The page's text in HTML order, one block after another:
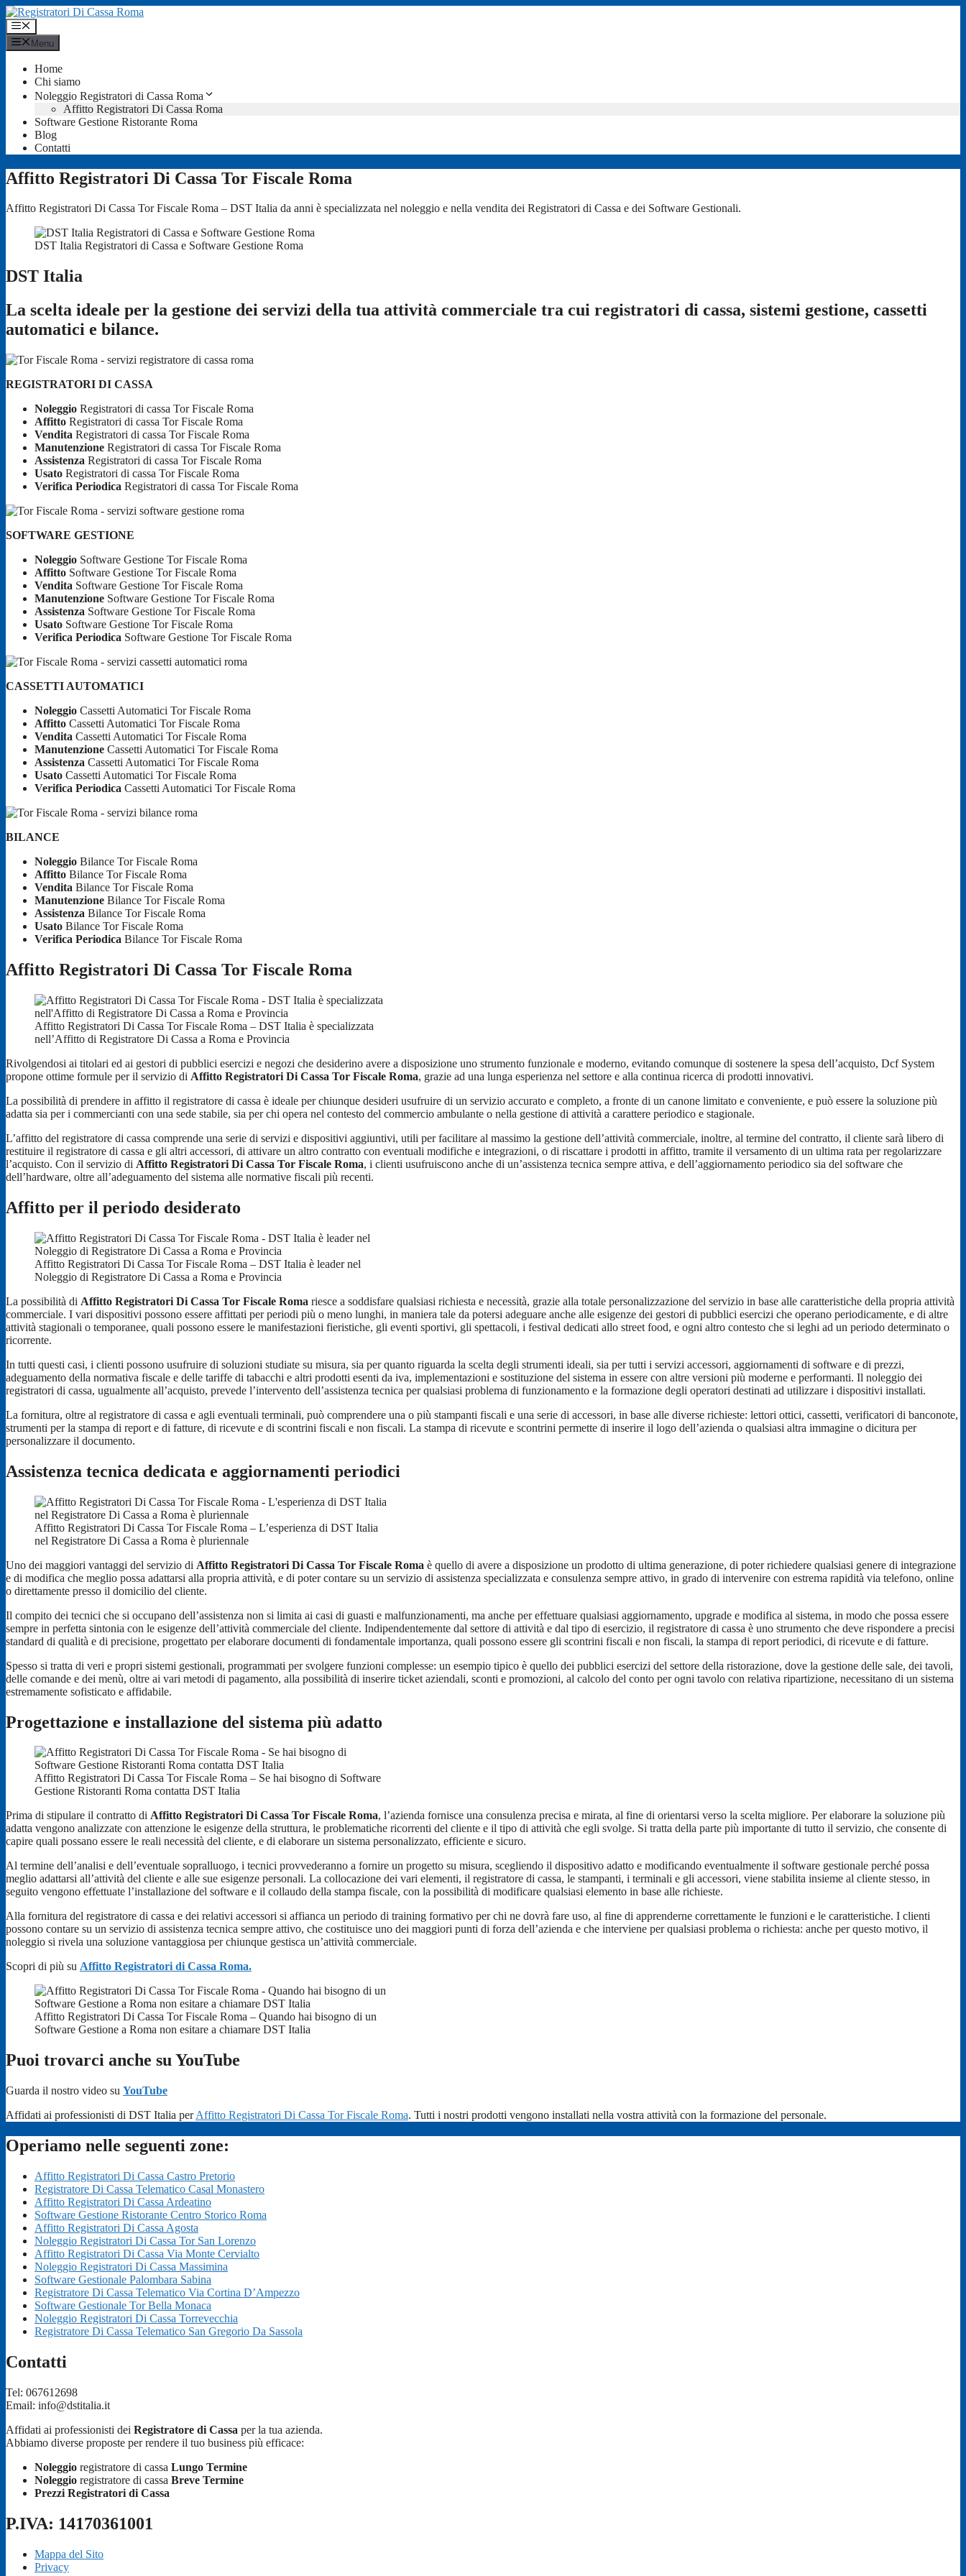
Vai
al
contenuto
Menu
Menu
Home
Chi siamo
Noleggio Registratori di Cassa Roma
Affitto Registratori Di Cassa Roma
Software Gestione Ristorante Roma
Blog
Contatti
Affitto Registratori Di Cassa Tor Fiscale Roma
Affitto Registratori Di Cassa Tor Fiscale Roma – DST Italia da anni è specializzata nel noleggio e nella vendita dei Registratori di Cassa e dei Software Gestionali.
DST Italia Registratori di Cassa e Software Gestione Roma
DST Italia
La scelta ideale per la gestione dei servizi della tua attività commerciale tra cui registratori di cassa, sistemi gestione, cassetti
automatici e bilance.
REGISTRATORI DI CASSA
Noleggio Registratori di cassa Tor Fiscale Roma
Affitto Registratori di cassa Tor Fiscale Roma
Vendita Registratori di cassa Tor Fiscale Roma
Manutenzione Registratori di cassa Tor Fiscale Roma
Assistenza Registratori di cassa Tor Fiscale Roma
Usato Registratori di cassa Tor Fiscale Roma
Verifica Periodica Registratori di cassa Tor Fiscale Roma
SOFTWARE GESTIONE
Noleggio Software Gestione Tor Fiscale Roma
Affitto Software Gestione Tor Fiscale Roma
Vendita Software Gestione Tor Fiscale Roma
Manutenzione Software Gestione Tor Fiscale Roma
Assistenza Software Gestione Tor Fiscale Roma
Usato Software Gestione Tor Fiscale Roma
Verifica Periodica Software Gestione Tor Fiscale Roma
CASSETTI AUTOMATICI
Noleggio Cassetti Automatici Tor Fiscale Roma
Affitto Cassetti Automatici Tor Fiscale Roma
Vendita Cassetti Automatici Tor Fiscale Roma
Manutenzione Cassetti Automatici Tor Fiscale Roma
Assistenza Cassetti Automatici Tor Fiscale Roma
Usato Cassetti Automatici Tor Fiscale Roma
Verifica Periodica Cassetti Automatici Tor Fiscale Roma
BILANCE
Noleggio Bilance Tor Fiscale Roma
Affitto Bilance Tor Fiscale Roma
Vendita Bilance Tor Fiscale Roma
Manutenzione Bilance Tor Fiscale Roma
Assistenza Bilance Tor Fiscale Roma
Usato Bilance Tor Fiscale Roma
Verifica Periodica Bilance Tor Fiscale Roma
Affitto Registratori Di Cassa Tor Fiscale Roma
Affitto Registratori Di Cassa Tor Fiscale Roma – DST Italia è specializzata
nell’Affitto di Registratore Di Cassa a Roma e Provincia
Rivolgendosi ai titolari ed ai gestori di pubblici esercizi e negozi che desiderino avere a disposizione uno strumento funzionale e moderno, evitando comunque di sostenere la spesa dell’acquisto, Dcf System
propone ottime formule per il servizio di Affitto Registratori Di Cassa Tor Fiscale Roma, grazie ad una lunga esperienza nel settore e alla continua ricerca di prodotti innovativi.
La possibilità di prendere in affitto il registratore di cassa è ideale per chiunque desideri usufruire di un servizio accurato e completo, a fronte di un canone limitato e conveniente, e può essere la soluzione più
adatta sia per i commercianti con una sede stabile, sia per chi opera nel contesto del commercio ambulante o nella gestione di attività a carattere periodico e stagionale.
L’affitto del registratore di cassa comprende una serie di servizi e dispositivi aggiuntivi, utili per facilitare al massimo la gestione dell’attività commerciale, inoltre, al termine del contratto, il cliente sarà libero di
restituire il registratore di cassa e gli altri accessori, di attivare un altro contratto con eventuali modifiche e integrazioni, o di riscattare i prodotti in affitto, tramite il versamento di un ultima rata per regolarizzare
l’acquisto. Con il servizio di Affitto Registratori Di Cassa Tor Fiscale Roma, i clienti usufruiscono anche di un’assistenza tecnica sempre attiva, e dell’aggiornamento periodico sia del software che
dell’hardware, oltre all’adeguamento del sistema alle normative fiscali più recenti.
Affitto per il periodo desiderato
Affitto Registratori Di Cassa Tor Fiscale Roma – DST Italia è leader nel
Noleggio di Registratore Di Cassa a Roma e Provincia
La possibilità di Affitto Registratori Di Cassa Tor Fiscale Roma riesce a soddisfare qualsiasi richiesta e necessità, grazie alla totale personalizzazione del servizio in base alle caratteristiche della propria attività
commerciale. I vari dispositivi possono essere affittati per periodi più o meno lunghi, in maniera tale da potersi adeguare anche alle esigenze dei gestori di pubblici esercizi che operano periodicamente, e di altre
attività stagionali o temporanee, quali possono essere le manifestazioni fieristiche, gli eventi sportivi, gli spettacoli, i festival dedicati allo street food, e ogni altro contesto che si leghi ad un periodo determinato o
ricorrente.
In tutti questi casi, i clienti possono usufruire di soluzioni studiate su misura, sia per quanto riguarda la scelta degli strumenti ideali, sia per tutti i servizi accessori, aggiornamenti di software e di prezzi,
adeguamento della normativa fiscale e delle tariffe di tabacchi e altri prodotti esenti da iva, implementazioni e sostituzione del sistema in essere con altre versioni più moderne e performanti. Il noleggio dei
registratori di cassa, ugualmente all’acquisto, prevede l’intervento dell’assistenza tecnica per qualsiasi problema di funzionamento e la formazione degli operatori destinati ad utilizzare i dispositivi installati.
La fornitura, oltre al registratore di cassa e agli eventuali terminali, può comprendere una o più stampanti fiscali e una serie di accessori, in base alle diverse richieste: lettori ottici, cassetti, verificatori di banconote,
strumenti per la stampa di report e di fatture, di ricevute e di scontrini fiscali e non fiscali. La stampa di ricevute e scontrini permette di inserire il logo dell’azienda o qualsiasi altra immagine o dicitura per
personalizzare il documento.
Assistenza tecnica dedicata e aggiornamenti periodici
Affitto Registratori Di Cassa Tor Fiscale Roma – L’esperienza di DST Italia
nel Registratore Di Cassa a Roma è pluriennale
Uno dei maggiori vantaggi del servizio di Affitto Registratori Di Cassa Tor Fiscale Roma è quello di avere a disposizione un prodotto di ultima generazione, di poter richiedere qualsiasi genere di integrazione
e di modifica che meglio possa adattarsi alla propria attività, e di poter contare su un servizio di assistenza specializzata e consulenza sempre attivo, in grado di intervenire con estrema rapidità via telefono, online
o direttamente presso il domicilio del cliente.
Il compito dei tecnici che si occupano dell’assistenza non si limita ai casi di guasti e malfunzionamenti, ma anche per effettuare qualsiasi aggiornamento, upgrade e modifica al sistema, in modo che possa essere
sempre in perfetta sintonia con le esigenze dell’attività commerciale del cliente. Indipendentemente dal settore di attività e dal tipo di esercizio, il registratore di cassa è uno strumento che deve rispondere a precisi
standard di qualità e di precisione, progettato per elaborare documenti di fondamentale importanza, quali possono essere gli scontrini fiscali e non fiscali, la stampa di report periodici, di ricevute e di fatture.
Spesso si tratta di veri e propri sistemi gestionali, programmati per svolgere funzioni complesse: un esempio tipico è quello dei pubblici esercizi del settore della ristorazione, dove la gestione delle sale, dei tavoli,
delle comande e dei menù, oltre ai vari metodi di pagamento, alla possibilità di inserire ticket aziendali, sconti e promozioni, al calcolo del conto per ogni tavolo con relativa ripartizione, necessitano di un sistema
estremamente sofisticato e affidabile.
Progettazione e installazione del sistema più adatto
Affitto Registratori Di Cassa Tor Fiscale Roma – Se hai bisogno di Software
Gestione Ristoranti Roma contatta DST Italia
Prima di stipulare il contratto di Affitto Registratori Di Cassa Tor Fiscale Roma, l’azienda fornisce una consulenza precisa e mirata, al fine di orientarsi verso la scelta migliore. Per elaborare la soluzione più
adatta vengono analizzate con attenzione le esigenze della struttura, le problematiche ricorrenti del cliente e il tipo di attività che egli svolge. Si tratta della parte più importante di tutto il servizio, che consente di
capire quali possano essere le reali necessità del cliente, e di elaborare un sistema personalizzato, efficiente e sicuro.
Al termine dell’analisi e dell’eventuale sopralluogo, i tecnici provvederanno a fornire un progetto su misura, scegliendo il dispositivo adatto e modificando eventualmente il software gestionale perché possa
meglio adattarsi all’attività del cliente e alle sue esigenze personali. La collocazione dei vari elementi, il registratore di cassa, le stampanti, i terminali e gli accessori, viene stabilita insieme al cliente stesso, in
seguito vengono effettuate l’installazione del software e il collaudo della stampa fiscale, con la possibilità di modificare qualsiasi elemento in base alle richieste.
Alla fornitura del registratore di cassa e dei relativi accessori si affianca un periodo di training formativo per chi ne dovrà fare uso, al fine di apprenderne correttamente le funzioni e le caratteristiche. I clienti
possono contare su un servizio di assistenza tecnica sempre attivo, che costituisce uno dei maggiori punti di forza dell’azienda e che interviene per qualsiasi problema o richiesta: anche per questo motivo, il
noleggio si rivela una soluzione vantaggiosa per chiunque gestisca un’attività commerciale.
Scopri di più su Affitto Registratori di Cassa Roma.
Affitto Registratori Di Cassa Tor Fiscale Roma – Quando hai bisogno di un
Software Gestione a Roma non esitare a chiamare DST Italia
Puoi trovarci anche su YouTube
Guarda il nostro video su YouTube
Affidati ai professionisti di DST Italia perAffitto Registratori Di Cassa Tor Fiscale Roma. Tutti i nostri prodotti vengono installati nella vostra attività con la formazione del personale.
Operiamo nelle seguenti zone:
Affitto Registratori Di Cassa Castro Pretorio
Registratore Di Cassa Telematico Casal Monastero
Affitto Registratori Di Cassa Ardeatino
Software Gestione Ristorante Centro Storico Roma
Affitto Registratori Di Cassa Agosta
Noleggio Registratori Di Cassa Tor San Lorenzo
Affitto Registratori Di Cassa Via Monte Cervialto
Noleggio Registratori Di Cassa Massimina
Software Gestionale Palombara Sabina
Registratore Di Cassa Telematico Via Cortina D’Ampezzo
Software Gestionale Tor Bella Monaca
Noleggio Registratori Di Cassa Torrevecchia
Registratore Di Cassa Telematico San Gregorio Da Sassola
Contatti
Tel: 067612698
Email: info@dstitalia.it
Affidati ai professionisti dei Registratore di Cassa per la tua azienda.
Abbiamo diverse proposte per rendere il tuo business più efficace:
Noleggio registratore di cassa Lungo Termine
Noleggio registratore di cassa Breve Termine
Prezzi Registratori di Cassa
P.IVA: 14170361001
Mappa del Sito
Privacy